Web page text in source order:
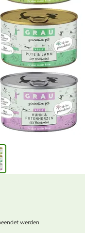
werden